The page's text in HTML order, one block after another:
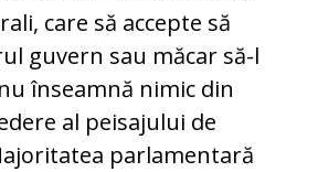
care să accepte să
guvern sau măcar să-l
înseamnă nimic din
al peisajului de
parlamentară